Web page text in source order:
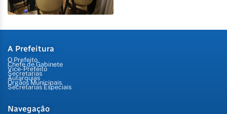
A Prefeitura
O Prefeito
Chefe de Gabinete
Vice-Prefeito
Secretarias
Autarquias
Órgãos Municipais
Secretarias Especiais
Navegação